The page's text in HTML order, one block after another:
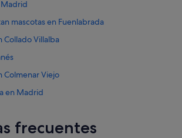
mascotas en Fuenlabrada
Collado Villalba
Colmenar Viejo
en Madrid
en Tres Cantos
frecuentes